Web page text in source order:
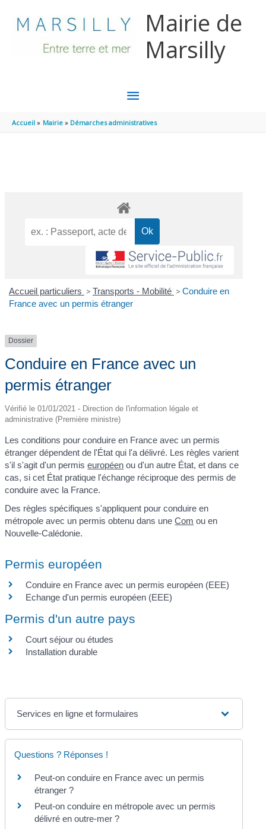
Mairie de
Marsilly
MENU
PRINCIPAL
Accueil Mairie Démarches administratives
Accueil particuliers > Transports - Mobilité > Conduire en
France avec un permis étranger
Dossier
Conduire en France avec un
permis étranger
Vérifié le 01/01/2021 - Direction de l'information légale et
administrative (Première ministre)
Les conditions pour conduire en France avec un permis
étranger dépendent de l'État qui l'a délivré. Les règles varient
s'il s'agit d'un permiseuropéen ou d'un autre État, et dans ce
cas, si cet État pratique l'échange réciproque des permis de
conduire avec la France.
Des règles spécifiques s'appliquent pour conduire en
métropole avec un permis obtenu dans uneCom ou en
Nouvelle-Calédonie.
Permis européen
Conduire en France avec un permis européen (EEE)
Echange d'un permis européen (EEE)
Permis d'un autre pays
Court séjour ou études
Installation durable
Services en ligne et formulaires
Questions ? Réponses !
Peut-on conduire en France avec un permis
étranger ?
Peut-on conduire en métropole avec un permis
délivré en outre-mer ?